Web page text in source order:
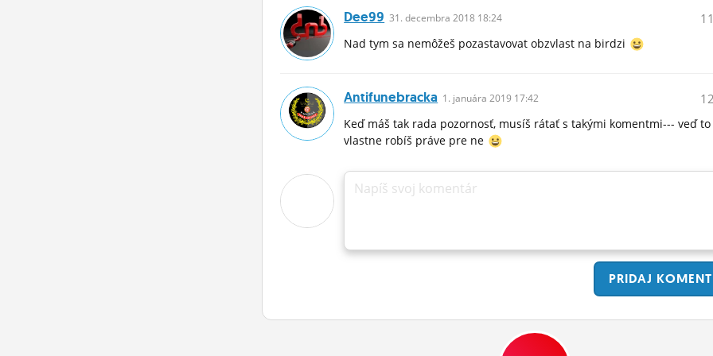
Dee99 31.decembra 2018 18:24
Nad tym sa nemôžeš pozastavovat obzvlast na birdzi
Antifunebracka 1. januára 2019 17:42
Keď máš tak rada pozornosť, musíš rátať s takými komentmi--- veď to
vlastne robíš práve pre ne
Napíš svoj komentár
PRIDAJ KOMENT